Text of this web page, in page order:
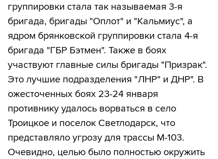
группировки стала так называемая 3-я
бригада, бригады "Оплот" и "Кальмиус", а
ядром брянковской группировки стала 4-я
бригада "ГБР Бэтмен". Также в боях
участвуют главные силы бригады "Призрак".
Это лучшие подразделения "ЛНР" и ДНР". В
ожесточенных боях 23-24 января
противнику удалось ворваться в село
Троицкое и поселок Светлодарск, что
представляло угрозу для трассы М-103.
Очевидно, целью было полностью окружить